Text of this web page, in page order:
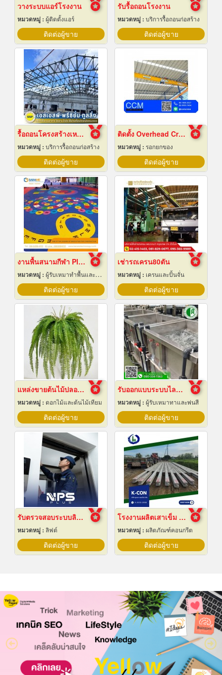
วางระบบแอร์โรงงาน
หมวดหมู่ : ผู้ติดตั้งแอร์
ติดต่อผู้ขาย
รับรื้อถอนโรงงาน
หมวดหมู่ : บริการรื้อถอนก่อสร้าง
ติดต่อผู้ขาย
รื้อถอนโครงสร้างเหล็ก สมุทรปราการ
หมวดหมู่ : บริการรื้อถอนก่อสร้าง
ติดต่อผู้ขาย
ติดตั้ง Overhead Crane
หมวดหมู่ : รอกยกของ
ติดต่อผู้ขาย
งานพื้นสนามกีฬา Play Ground EPDM สนามเด็กเล่น
หมวดหมู่ : ผู้รับเหมาทำพื้นและทางเดิน
ติดต่อผู้ขาย
เช่ารถเครน80ตัน
หมวดหมู่ : เครนและปั้นจั่น
ติดต่อผู้ขาย
แหล่งขายต้นไม้ปลอมราคาถูก
หมวดหมู่ : ดอกไม้และต้นไม้เทียม
ติดต่อผู้ขาย
รับออกแบบระบบไลน์ชุบชิ้นงานอุตสาหกรรม
หมวดหมู่ : ผู้รับเหมาทาและพ่นสี
ติดต่อผู้ขาย
รับตรวจสอบระบบลิฟต์ ซ่อมบำรุงรักษา Maintenance
หมวดหมู่ : ลิฟต์
ติดต่อผู้ขาย
โรงงานผลิตเสาเข็ม สมุทรปราการ
หมวดหมู่ : ผลิตภัณฑ์คอนกรีต
ติดต่อผู้ขาย